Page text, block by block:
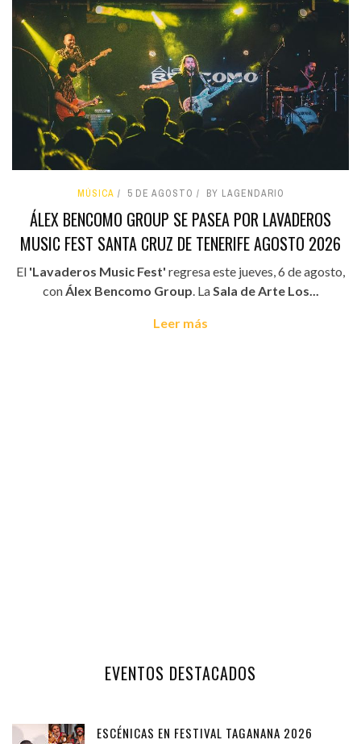
MÚSICA 5 DE AGOSTO BY LAGENDARIO
ÁLEX BENCOMO GROUP SE PASEA POR LAVADEROS
MUSIC FEST SANTA CRUZ DE TENERIFE AGOSTO 2026
El 'Lavaderos Music Fest' regresa este jueves, 6 de agosto,
conÁlex Bencomo Group. LaSala de Arte Los...
Leer más
EVENTOS DESTACADOS
ESCÉNICAS EN FESTIVAL TAGANANA 2026